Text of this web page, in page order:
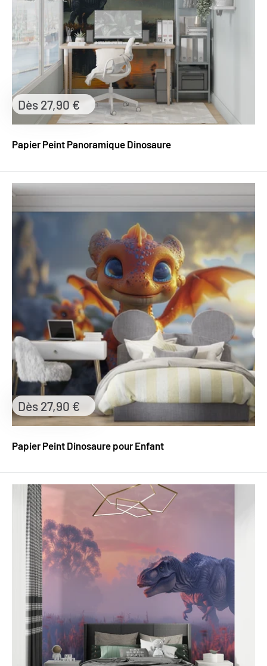
Papier Peint Panoramique Dinosaure
Prix
réduit
Dès 27,90 €
Papier Peint Dinosaure pour Enfant
Prix
réduit
Dès 27,90 €